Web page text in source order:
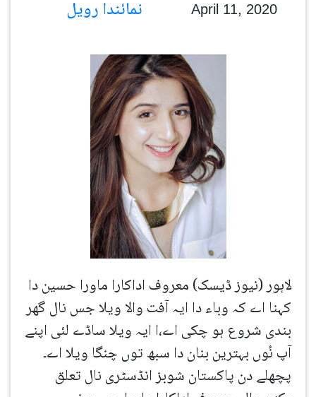
April 11, 2020
لاہور (نیوز ڈیسک) معروف اداکارا ماورا حسین دا
کہنا اے کہ وباء دا ایہ آفت والا ویلا جس نال گھر
بندی شروع ہو چکی اے،ا ایہ ویلا ساڈے لئی اپنے
آپ نُوں بہترین بنان دا سبھ توں چنگا ویلا اے۔
پچھلے دن پاکستان شوبز انڈسٹری نال تعلق